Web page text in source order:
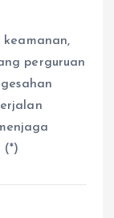
perguruan
(*)